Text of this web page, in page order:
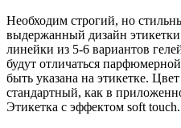
Необходим строгий, но
выдержанный дизайн
линейки из 5-6 вариантов
будут отличаться
быть указана на этикетке.
стандартный, как в
Этикетка с эффектом soft touch.